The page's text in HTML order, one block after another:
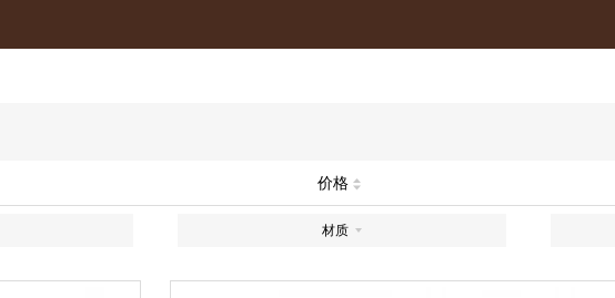
价格
材质